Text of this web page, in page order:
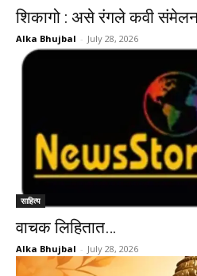
शिकागो : असे रंगले कवी
Alka Bhujbal - July 28, 2026
साहित्य
वाचक लिहितात…
Alka Bhujbal - July 28, 2026